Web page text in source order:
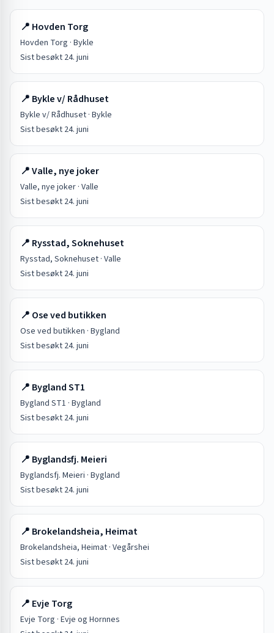
📍 Hovden Torg
Hovden Torg · Bykle
Sist besøkt 24. juni
📍 Bykle v/ Rådhuset
Bykle v/ Rådhuset · Bykle
Sist besøkt 24. juni
📍Valle, nye joker
Valle, nye joker · Valle
Sist besøkt 24. juni
📍 Rysstad, Soknehuset
Rysstad, Soknehuset · Valle
Sist besøkt 24. juni
📍 Ose ved butikken
Ose ved butikken · Bygland
Sist besøkt 24. juni
📍 Bygland ST1
Bygland ST1 · Bygland
Sist besøkt 24. juni
📍 Byglandsfj. Meieri
Byglandsfj. Meieri · Bygland
Sist besøkt 24. juni
📍 Brokelandsheia, Heimat
Brokelandsheia, Heimat · Vegårshei
Sist besøkt 24. juni
📍 Evje Torg
Evje Torg · Evje og Hornnes